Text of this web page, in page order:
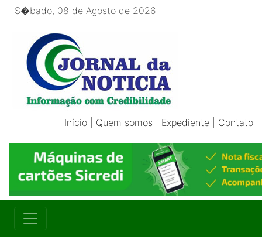
S�bado, 08 de Agosto de 2026
Início Quem somos Expediente Contato